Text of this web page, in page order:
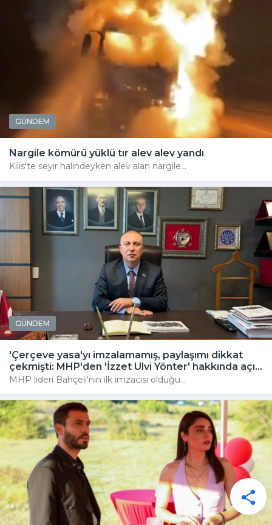
GÜNDEM
Nargile kömürü yüklü tır alev alev yandı
Kilis'te seyir halindeyken alev alan nargile...
GÜNDEM
'Çerçeve yasa'yı imzalamamış, paylaşımı dikkat
çekmişti: MHP'den 'İzzet Ulvi Yönter' hakkında açı...
MHP lideri Bahçeli'nin ilk imzacısı olduğu...